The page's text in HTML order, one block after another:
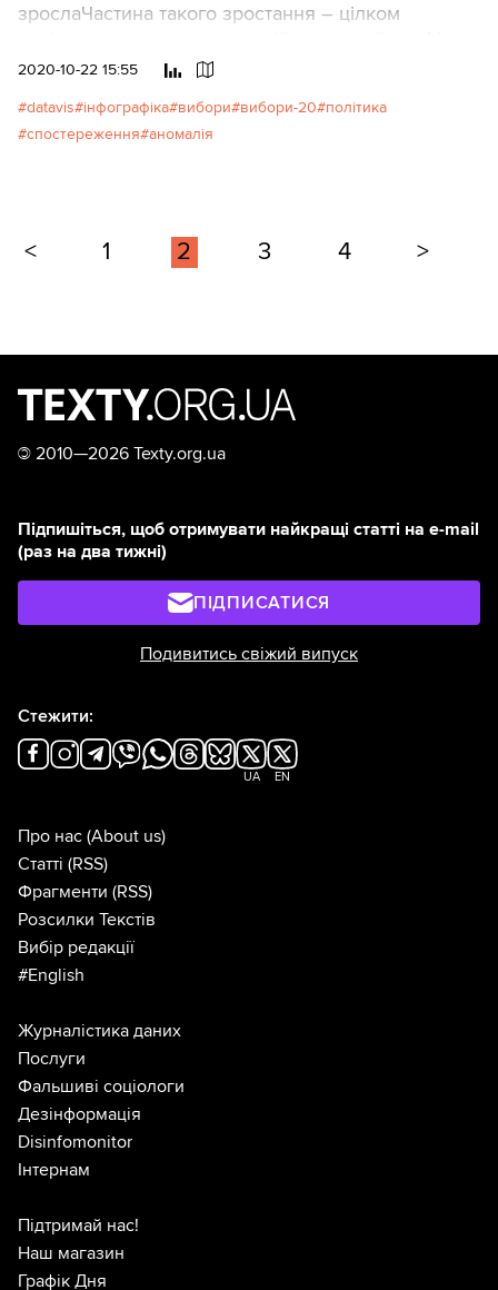
зрослаЧастина такого зростання – цілком
публікуємо список таких дільниць
2020-10-22 15:55
datavis інфографіка вибори вибори-20 політика
спостереження аномалія
< 1 2 3 4 >
© 2010—2026 Texty.org.ua
Підпишіться, щоб отримувати найкращі статті на e-mail
(раз на два тижні)
ПІДПИСАТИСЯ
Подивитись свіжий випуск
Стежити:
UA EN
Про нас (About us)
Статті (RSS)
Фрагменти (RSS)
Розсилки Текстів
Вибір редакції
#English
Журналістика даних
Послуги
Фальшиві соціологи
Дезінформація
Disinfomonitor
Інтернам
Підтримай нас!
Наш магазин
Графік Дня